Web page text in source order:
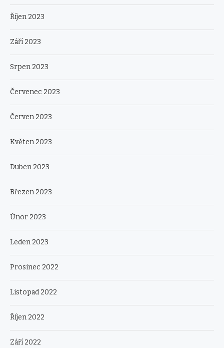
Říjen 2023
Září 2023
Srpen 2023
Červenec 2023
Červen 2023
Květen 2023
Duben 2023
Březen 2023
Únor 2023
Leden 2023
Prosinec 2022
Listopad 2022
Říjen 2022
Září 2022